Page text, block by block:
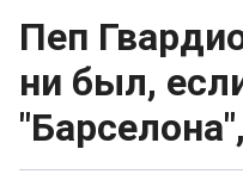
Пеп
ни был,